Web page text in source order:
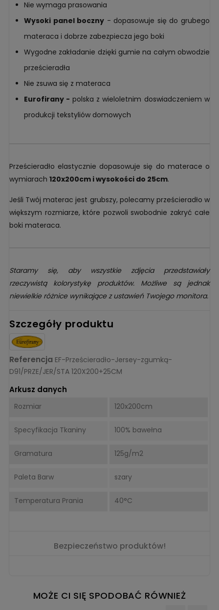
Nie wymaga prasowania
Wysoki panel boczny - dopasowuje się do grubego
materaca i dobrze zabezpiecza jego boki
Wygodne zakładanie dzięki gumie na całym obwodzie
prześcieradła
Nie zsuwa się z materaca
Eurofirany - polska z wieloletnim doswiadczeniem w
produkcji tekstyliów domowych
Prześcieradło elastycznie dopasowuje się do materace o
wymiarach 120x200cm i wysokości do 25cm.
Jeśli Twój materac jest grubszy, polecamy prześcieradło w
większym rozmiarze, które pozwoli swobodnie zakryć całe
boki materaca.
Staramy się, aby wszystkie zdjęcia przedstawiały
rzeczywistą kolorystykę produktów. Możliwe są jednak
niewielkie różnice wynikające z ustawień Twojego monitora.
Szczegóły produktu
Referencja EF-Prześcieradło-Jersey-zgumką-
D91/PRZE/JER/STA 120X200+25CM
Arkusz danych
Rozmiar 120x200cm
Specyfikacja Tkaniny 100% bawełna
Gramatura 125g/m2
Paleta Barw szary
Temperatura Prania 40°C
Bezpieczeństwo produktów!
MOŻE CI SIĘ SPODOBAĆ RÓWNIEŻ